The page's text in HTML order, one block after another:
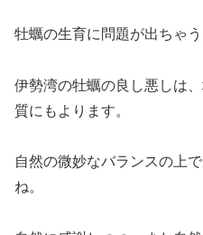
牡蠣の生育に問題が出ちゃ
伊勢湾の牡蠣の良し悪しは
質にもよります。
自然の微妙なバランスの上
ね。